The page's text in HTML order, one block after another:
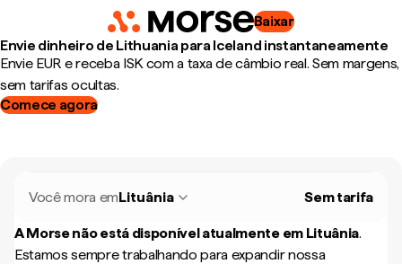
Baixar
Envie dinheiro de Lithuania para Iceland instantaneamente
Envie EUR e receba ISK com a taxa de câmbio real. Sem margens,
sem tarifas ocultas.
Comece agora
Você mora emLituânia Sem tarifa
A Morse não está disponível atualmente em Lituânia.
Estamos sempre trabalhando para expandir nossa